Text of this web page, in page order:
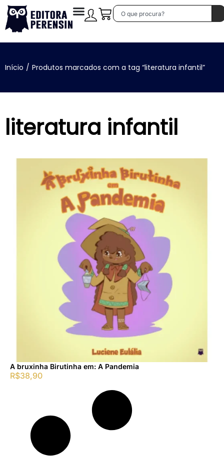
Início / Produtos marcados com a tag “literatura infantil”
literatura infantil
A bruxinha Birutinha em: A Pandemia
R$38,90